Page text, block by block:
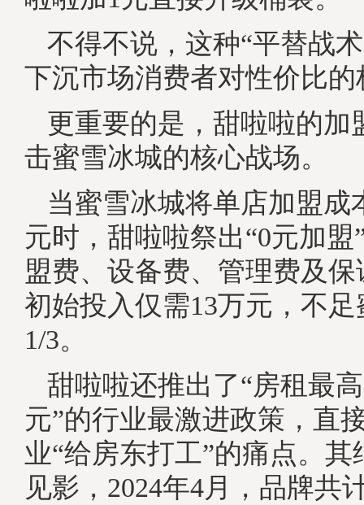
不得不说，这种“平替战
下沉市场消费者对性价比
更重要的是，甜啦啦的加
击蜜雪冰城的核心战场。
当蜜雪冰城将单店加盟成
元时，甜啦啦祭出“0元加盟
盟费、设备费、管理费及
初始投入仅需13万元，不
1/3。
甜啦啦还推出了“房租最
元”的行业最激进政策，直
业“给房东打工”的痛点。
见影，2024年4月，品牌共